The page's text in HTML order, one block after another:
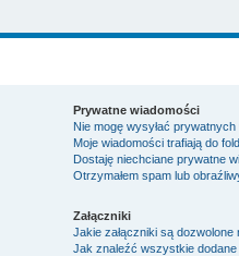
Prywatne wiadomości
Nie mogę wysyłać prywatnych
Moje wiadomości trafiają do
Dostaję niechciane prywatne
Otrzymałem spam lub
Załączniki
Jakie załączniki są dozwolone
Jak znaleźć wszystkie dodane